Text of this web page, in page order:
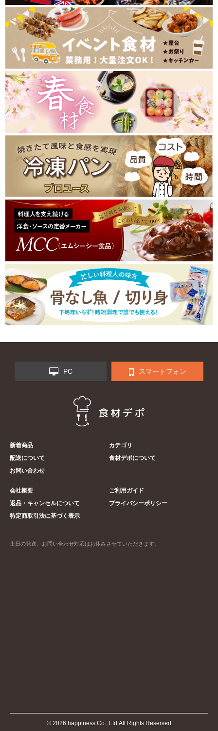
PC スマートフォン
新着商品
カテゴリ
配送について
食材デポについて
お問い合わせ
会社概要
ご利用ガイド
返品・キャンセルについて
プライバシーポリシー
特定商取引法に基づく表示
土日の発送、お問い合わせ対応はお休みさせていただきます。
© 2026 happiness Co., Ltd.All Rights Reserved